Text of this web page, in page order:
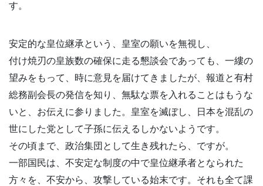
す。
安定的な皇位継承という、皇室の願いを無視し、
付け焼刃の皇族数の確保に走る懇談会であっても、一縷の
望みをもって、時に意見を届けてきましたが、報道と有村
総務副会長の発信を知り、無駄な票を入れることはもうな
いと、お伝えに参りました。皇室を滅ぼし、日本を混乱の
世にした党として子孫に伝えるしかないようです。
その頃まで、政治集団として生き残れたら、ですが。
一部国民は、不安定な制度の中で皇位継承者となられた
方々を、不安から、攻撃している始末です。それも全て課